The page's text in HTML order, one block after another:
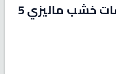
دولاب احذية 3 درفات خشب ماليزي 5